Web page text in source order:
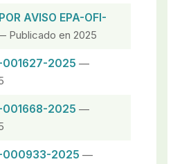
AVISO EPA-OFI-
Publicado en 2025
001627-2025 —
001668-2025 —
000933-2025 —